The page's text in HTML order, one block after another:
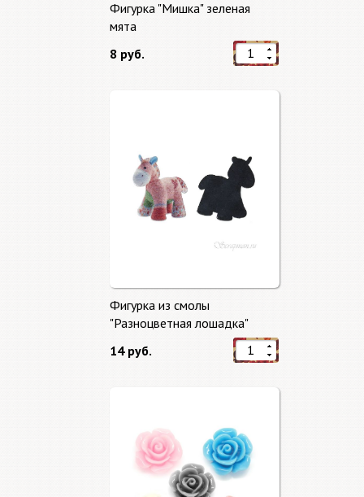
Фигурка "Мишка" зеленая
мята
8 руб.
Фигурка из смолы
"Разноцветная лошадка"
14 руб.